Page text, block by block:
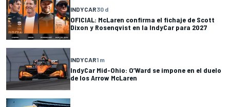
INDYCAR30 d
OFICIAL: McLaren confirma el fichaje de Scott
Dixon y Rosenqvist en la IndyCar para 2027
INDYCAR1 m
IndyCar Mid-Ohio: O’Ward se impone en el duelo
de los Arrow McLaren